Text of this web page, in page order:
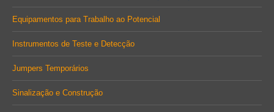
Equipamentos para Trabalho ao Potencial
Instrumentos de Teste e Detecção
Jumpers Temporários
Sinalização e Construção